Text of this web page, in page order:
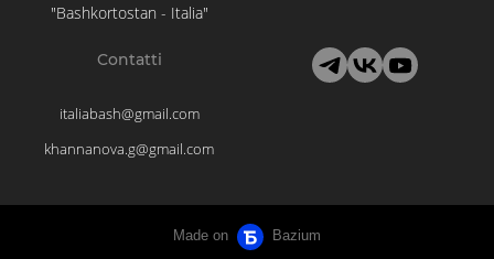
"Bashkortostan - Italia"
Contatti
italiabash@gmail.com
khannanova.g@gmail.com
Made on Bazium